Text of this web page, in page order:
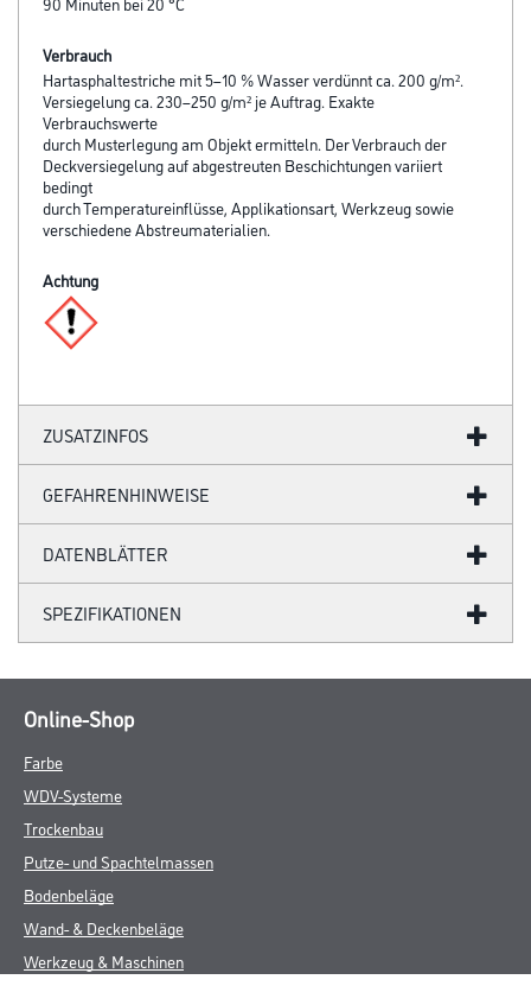
Verbrauch
Hartasphaltestriche mit 5–10 % Wasser verdünnt ca. 200 g/m².
Versiegelung ca. 230–250 g/m² je Auftrag. Exakte
Verbrauchswerte
durch Musterlegung am Objekt ermitteln. Der Verbrauch der
Deckversiegelung auf abgestreuten Beschichtungen variiert
bedingt
durch Temperatureinflüsse, Applikationsart, Werkzeug sowie
verschiedene Abstreumaterialien.
Achtung
ZUSATZINFOS
GEFAHRENHINWEISE
DATENBLÄTTER
SPEZIFIKATIONEN
Online-Shop
Farbe
WDV-Systeme
Trockenbau
Putze- und Spachtelmassen
Bodenbeläge
Wand- & Deckenbeläge
Werkzeug & Maschinen